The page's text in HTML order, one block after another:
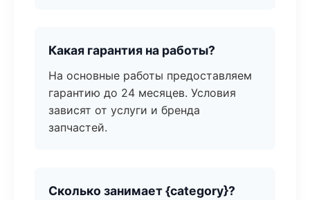
Какая гарантия на работы?
На основные работы предоставляем
гарантию до 24 месяцев. Условия
зависят от услуги и бренда
запчастей.
Сколько занимает {category}?